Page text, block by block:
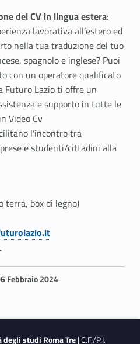
del CV in lingua estera:
lavorativa all’estero ed
nella tua traduzione del tuo
spagnolo e inglese? Puoi
con un operatore qualificato
Futuro Lazio ti offre un
e supporto in tutte le
Video Cv
l’incontro tra
e studenti/cittadini alla
terra, box di legno)
Febbraio 2024
studi Roma Tre| C.F./P.I.